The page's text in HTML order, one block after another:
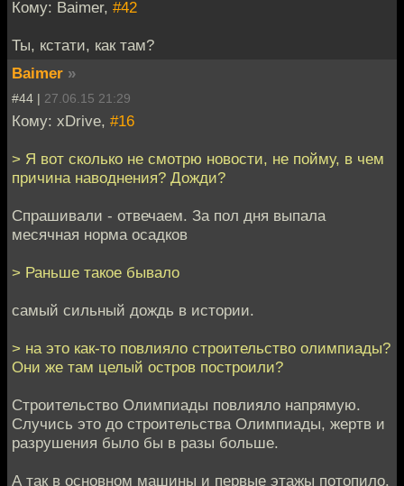
Кому: Baimer, #42
Ты, кстати, как там?
Baimer »
#44 | 27.06.15 21:29
Кому: xDrive, #16
> Я вот сколько не смотрю новости, не пойму, в чем
причина наводнения? Дожди?
Спрашивали - отвечаем. За пол дня выпала
месячная норма осадков
> Раньше такое бывало
самый сильный дождь в истории.
> на это как-то повлияло строительство олимпиады?
Они же там целый остров построили?
Строительство Олимпиады повлияло напрямую.
Случись это до строительства Олимпиады, жертв и
разрушения было бы в разы больше.
А так в основном машины и первые этажы потопило.